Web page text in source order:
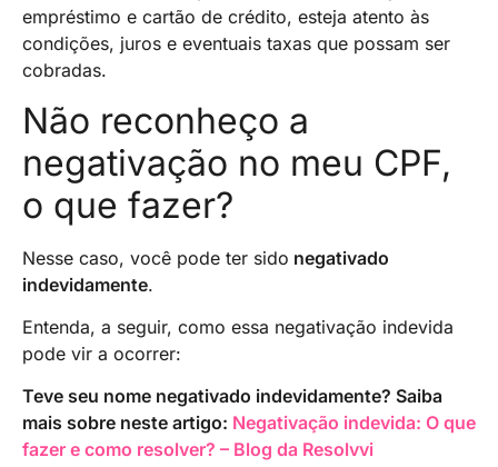
empréstimo e cartão de crédito, esteja atento às
condições, juros e eventuais taxas que possam ser
cobradas.
Não reconheço a
negativação no meu CPF,
o que fazer?
Nesse caso, você pode ter sido negativado
indevidamente.
Entenda, a seguir, como essa negativação indevida
pode vir a ocorrer:
Teve seu nome negativado indevidamente? Saiba
mais sobre neste artigo: Negativação indevida: O que
fazer e como resolver? – Blog da Resolvvi